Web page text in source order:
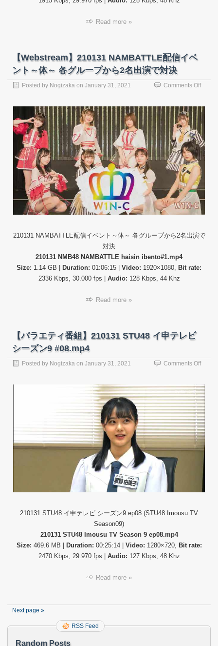
Read more »
【Webstream】210131 NAMBATTLE配信イベ
ント～体～ 各グループから2名出演で対決
Posted by Nogizaka on January 31, 2021 Comments Offon
配
信
イ
ベ
ン
～
～
各
グ
ル
プ
名
210131 NAMBATTLE配信イベント～体～ 各グループから2名出演で
対決
210131 NMB48 NAMBATTLE haisin ibento#1.mp4
Size: 1.14 GB | Duration: 01:06:15 | Video: 1920×1080, Bit rate:
2336 Kbps, 30.000 fps | Audio: 128 Kbps, 44 Khz
Read more »
【バラエティ番組】210131 STU48 イ申テレビ
シーズン9 #08.mp4
Posted by Nogizaka on January 31, 2021 Comments Offon
エ
テ
ィ
番
組】
イ
申
テ
シ
210131 STU48 イ申テレビ シーズン9 ep08 (STU48 Imousu TV
Season09)
210131 STU48 Imousu TV Season 9 ep08.mp4
Size: 469.6 MB | Duration: 00:25:14 | Video: 1280×720, Bit rate:
2470 Kbps, 29.970 fps | Audio: 127 Kbps, 48 Khz
Read more »
Next page »
RSS Feed
Random Posts